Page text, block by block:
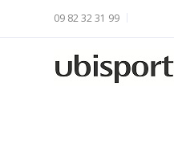
09 82 32 31 99